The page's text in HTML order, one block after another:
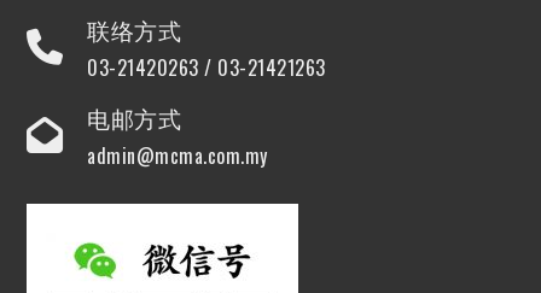
联络方式
03-21420263 / 03-21421263
电邮方式
admin@mcma.com.my